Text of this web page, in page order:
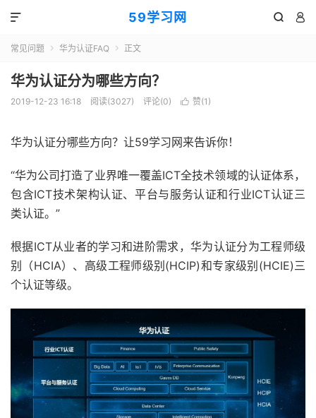
59学习网  

常见问题  华为认证FAQ  正文
华为认证分为哪些方向？
2019-12-23 16:18 阅读(3027) 评论(0)  赞(1 )
华为认证分哪些方向？让59学习网来告诉你！
“华为公司打造了业界唯一覆盖ICT全技术领域的认证体系，
包含ICT技术架构认证、平台与服务认证和行业ICT认证三
类认证。”
根据ICT从业者的学习和进阶需求，华为认证分为工程师级
别（HCIA）、高级工程师级别(HCIP)和专家级别(HCIE)三
个认证等级。